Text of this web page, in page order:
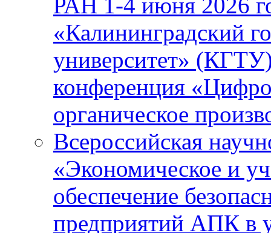
«Калининградский
университет»
конференция
органическое
Всероссийская
«Экономическое и
обеспечение
предприятий АПК в